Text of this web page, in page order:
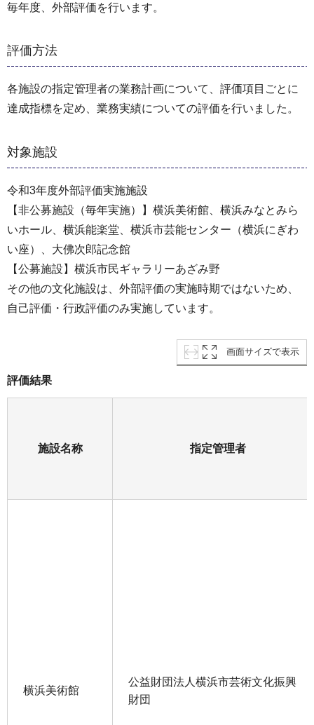
毎年度、外部評価を行います。
評価方法
各施設の指定管理者の業務計画について、評価項目ごとに
達成指標を定め、業務実績についての評価を行いました。
対象施設
令和3年度外部評価実施施設
【非公募施設（毎年実施）】横浜美術館、横浜みなとみら
いホール、横浜能楽堂、横浜市芸能センター（横浜にぎわ
い座）、大佛次郎記念館
【公募施設】横浜市民ギャラリーあざみ野
その他の文化施設は、外部評価の実施時期ではないため、
自己評価・行政評価のみ実施しています。
画面サイズで表示
評価結果
施設名称 指定管理者
横浜美術館
公益財団法人横浜市芸術文化振興
財団